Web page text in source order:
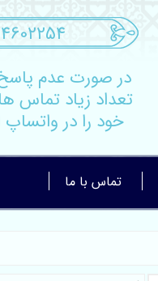
در صورت عدم
تعداد زیاد تماس
خود را در واتساپ
تماس با ما